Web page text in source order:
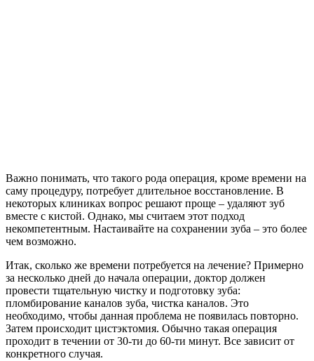
Важно понимать, что такого рода операция, кроме времени на
саму процедуру, потребует длительное восстановление. В
некоторых клиниках вопрос решают проще – удаляют зуб
вместе с кистой. Однако, мы считаем этот подход
некомпетентным. Настаивайте на сохранении зуба – это более
чем возможно.
Итак, сколько же времени потребуется на лечение? Примерно
за несколько дней до начала операции, доктор должен
провести тщательную чистку и подготовку зуба:
пломбирование каналов зуба, чистка каналов. Это
необходимо, чтобы данная проблема не появилась повторно.
Затем происходит цистэктомия. Обычно такая операция
проходит в течении от 30-ти до 60-ти минут. Все зависит от
конкретного случая.